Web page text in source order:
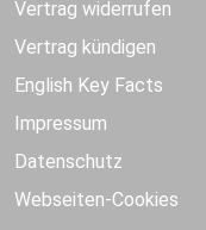
Vertrag widerrufen
Vertrag kündigen
English Key Facts
Impressum
Datenschutz
Webseiten-Cookies